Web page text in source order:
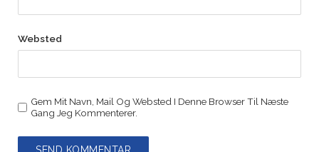
Websted
Gem Mit Navn, Mail Og Websted I Denne Browser Til Næste
Gang Jeg Kommenterer.